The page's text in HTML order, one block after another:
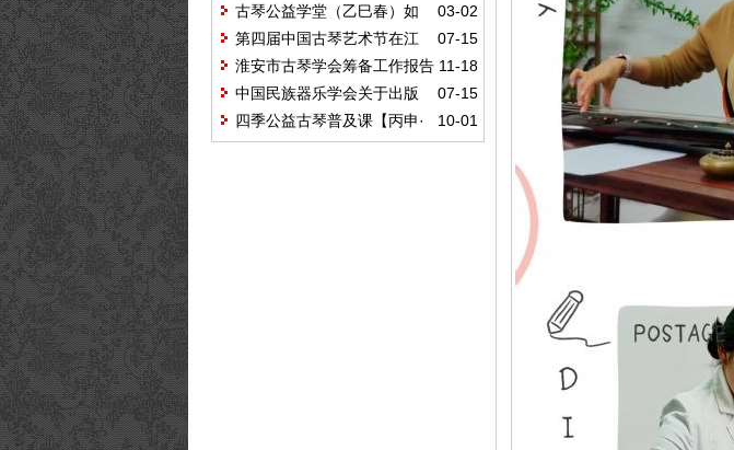
年画”主题画展暨端午奇妙游互动体
验活动正式启动！
生开始
03-02
古琴公益学堂（乙巳春）如
期开学
07-15
第四届中国古琴艺术节在江
苏常熟开幕
11-18
淮安市古琴学会筹备工作报告
07-15
中国民族器乐学会关于出版
《中国古琴民间典藏》征集古琴资
料的通知
10-01
四季公益古琴普及课【丙申·
秋】完美结业